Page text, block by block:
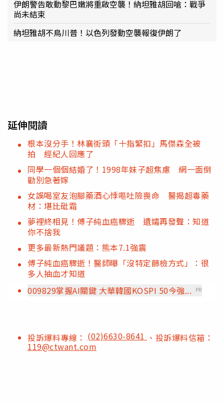
伊朗警告敢動黎巴嫩將重啟空襲！納坦雅胡回嗆：戰爭
尚未結束
納坦雅胡不鳥川普！以色列發動空襲報復伊朗了
延伸閱讀
根本沒分手！林襄街頭「十指緊扣」馬傑森全被
拍 經紀人回應了
同學一個個結婚了！1998年妹子超焦慮 網一面倒
勸別急著嫁
女誤喝室友泡腳藥酒心悸嘔吐險喪命 醫揭超毒藥
材：堪比砒霜
夢裡終相見！傅子純血癌驟逝 遺孀再發聲：知道
你不捨我
更多最新熱門議題：熊本7.1強震
傅子純血癌驟逝！醫師曝「沒特定篩檢方式」：很
多人抽血才知道
009829掌握AI關鍵 大華韓國KOSPI 50今強...
PR
投訴爆料專線： (02)6630-8641 、投訴爆料信箱：
119@ctwant.com